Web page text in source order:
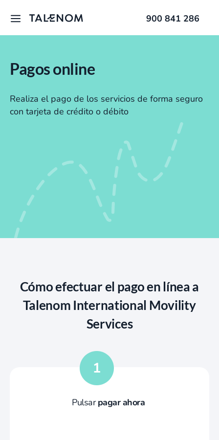
900 841 286
Pagos online
Realiza el pago de los servicios de forma seguro
con tarjeta de crédito o débito
Cómo efectuar el pago en línea a
Talenom International Movility
Services
Pulsarpagar ahora